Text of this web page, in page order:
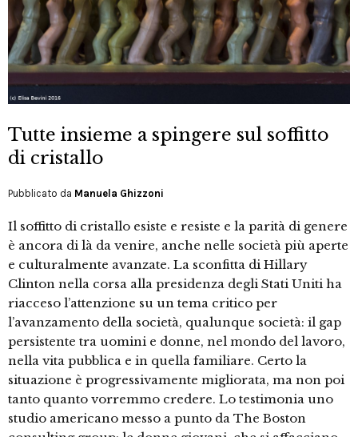
Tutte insieme a spingere sul soffitto
di cristallo
Pubblicato da Manuela Ghizzoni
Il soffitto di cristallo esiste e resiste e la parità di genere
è ancora di là da venire, anche nelle società più aperte
e culturalmente avanzate. La sconfitta di Hillary
Clinton nella corsa alla presidenza degli Stati Uniti ha
riacceso l’attenzione su un tema critico per
l’avanzamento della società, qualunque società: il gap
persistente tra uomini e donne, nel mondo del lavoro,
nella vita pubblica e in quella familiare. Certo la
situazione è progressivamente migliorata, ma non poi
tanto quanto vorremmo credere. Lo testimonia uno
studio americano messo a punto da The Boston